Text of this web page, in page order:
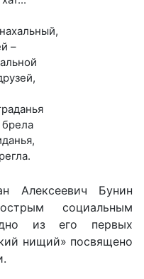
–
брела
Алексеевич Бунин
социальным
из его первых
нищий» посвящено